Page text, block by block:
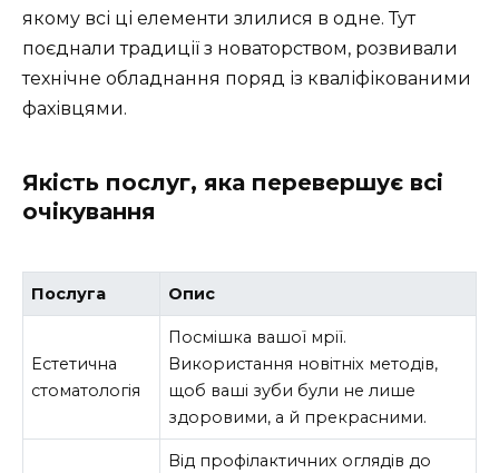
якому всі ці елементи злилися в одне. Тут
поєднали традиції з новаторством, розвивали
технічне обладнання поряд із кваліфікованими
фахівцями.
Якість послуг, яка перевершує всі
очікування
Послуга Опис
Естетична
стоматологія
Посмішка вашої мрії.
Використання новітніх методів,
щоб ваші зуби були не лише
здоровими, а й прекрасними.
Від профілактичних оглядів до